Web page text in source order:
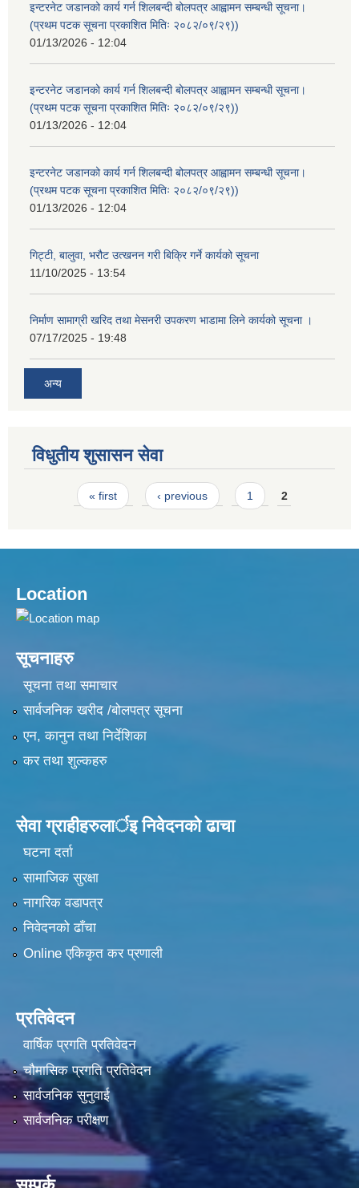
इन्टरनेट जडानको कार्य गर्न शिलबन्दी बोलपत्र आह्वामन सम्बन्धी सूचना।
(प्रथम पटक सूचना प्रकाशित मितिः २०८२/०९/२९))
01/13/2026 - 12:04
इन्टरनेट जडानको कार्य गर्न शिलबन्दी बोलपत्र आह्वामन सम्बन्धी सूचना।
(प्रथम पटक सूचना प्रकाशित मितिः २०८२/०९/२९))
01/13/2026 - 12:04
इन्टरनेट जडानको कार्य गर्न शिलबन्दी बोलपत्र आह्वामन सम्बन्धी सूचना।
(प्रथम पटक सूचना प्रकाशित मितिः २०८२/०९/२९))
01/13/2026 - 12:04
गिट्टी, बालुवा, भरौट उत्खनन गरी बिक्रि गर्ने कार्यको सूचना
11/10/2025 - 13:54
निर्माण सामाग्री खरिद तथा मेसनरी उपकरण भाडामा लिने कार्यको सूचना ।
07/17/2025 - 19:48
अन्य
विधुतीय शुसासन सेवा
Pages« first ‹ previous 1 2
Location
सूचनाहरु
सूचना तथा समाचार
सार्वजनिक खरीद /बोलपत्र सूचना
एन, कानुन तथा निर्देशिका
कर तथा शुल्कहरु
सेवा ग्राहीहरुलार्इ निवेदनकाे ढा‍चा
घटना दर्ता
सामाजिक सुरक्षा
नागरिक वडापत्र
निवेदनको ढाँचा
Online एकिकृत कर प्रणाली
प्रतिवेदन
वार्षिक प्रगति प्रतिवेदन
चौमासिक प्रगति प्रतिवेदन
सार्वजनिक सुनुवाई
सार्वजनिक परीक्षण